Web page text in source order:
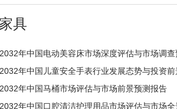
具
年中国电动美容床市场深度评估与市场调
年中国儿童安全手表行业发展态势与投资
年中国马桶市场评估与市场前景预测报告
年中国口腔清洁护理用品市场评估与市场